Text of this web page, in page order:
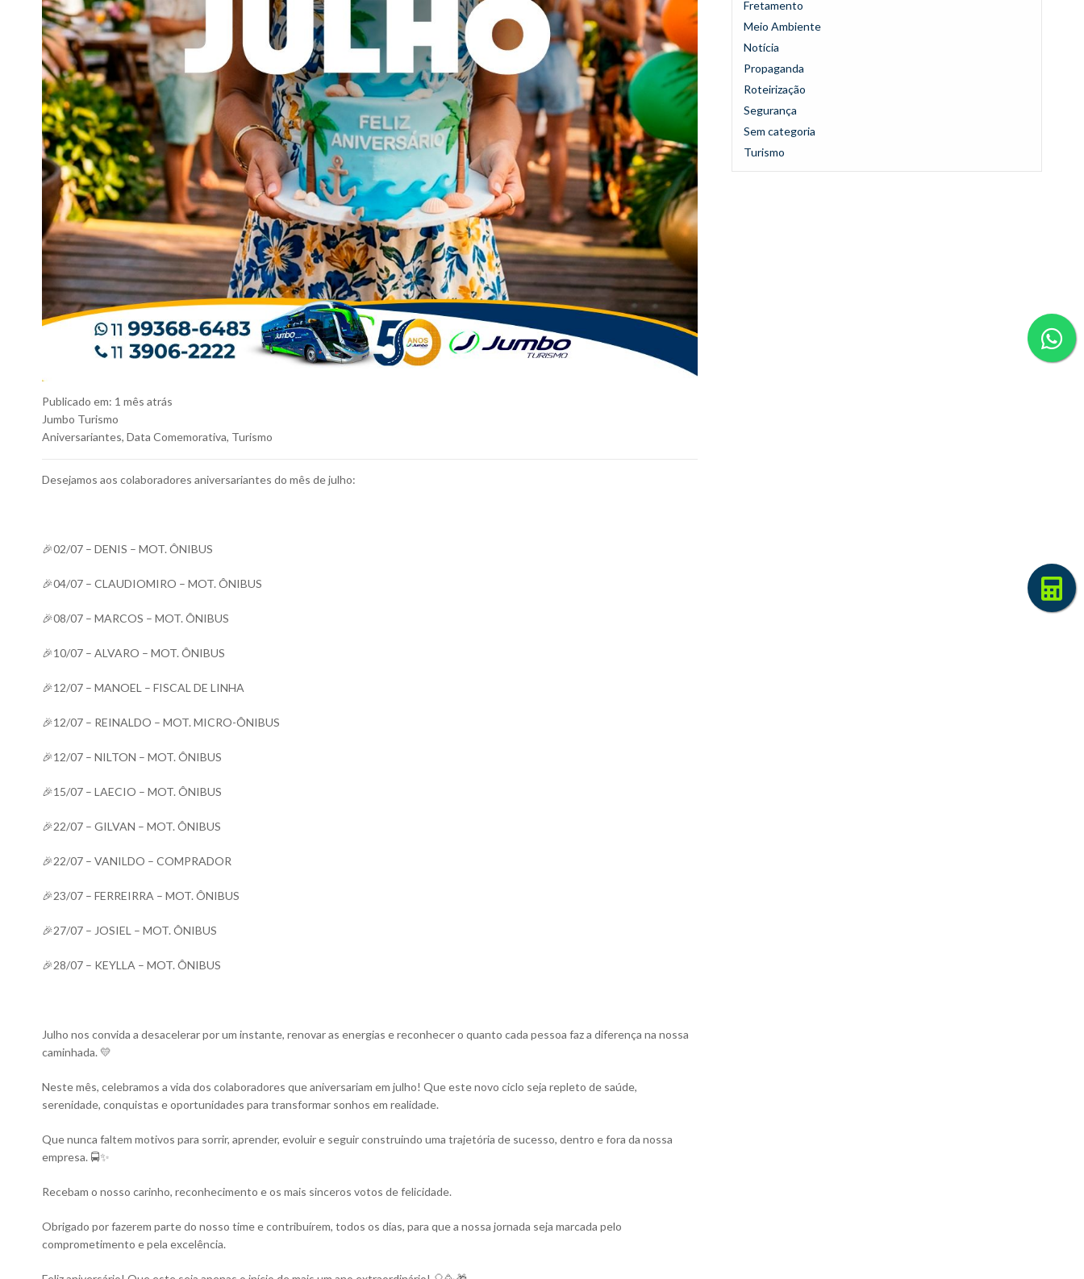
Publicado em: 1 mês atrás
Jumbo Turismo
Aniversariantes, Data Comemorativa, Turismo
Desejamos aos colaboradores aniversariantes do mês de julho:
🎉02/07 – DENIS – MOT. ÔNIBUS
🎉04/07 – CLAUDIOMIRO – MOT. ÔNIBUS
🎉08/07 – MARCOS – MOT. ÔNIBUS
🎉10/07 – ALVARO – MOT. ÔNIBUS
🎉12/07 – MANOEL – FISCAL DE LINHA
🎉12/07 – REINALDO – MOT. MICRO-ÔNIBUS
🎉12/07 – NILTON – MOT. ÔNIBUS
🎉15/07 – LAECIO – MOT. ÔNIBUS
🎉22/07 – GILVAN – MOT. ÔNIBUS
🎉22/07 – VANILDO – COMPRADOR
🎉23/07 – FERREIRRA – MOT. ÔNIBUS
🎉27/07 – JOSIEL – MOT. ÔNIBUS
🎉28/07 – KEYLLA – MOT. ÔNIBUS
Julho nos convida a desacelerar por um instante, renovar as energias e reconhecer o quanto cada pessoa faz a diferença na nossa
caminhada. 💛
Neste mês, celebramos a vida dos colaboradores que aniversariam em julho! Que este novo ciclo seja repleto de saúde,
serenidade, conquistas e oportunidades para transformar sonhos em realidade.
Que nunca faltem motivos para sorrir, aprender, evoluir e seguir construindo uma trajetória de sucesso, dentro e fora da nossa
empresa. 🚍✨
Recebam o nosso carinho, reconhecimento e os mais sinceros votos de felicidade.
Obrigado por fazerem parte do nosso time e contribuírem, todos os dias, para que a nossa jornada seja marcada pelo
comprometimento e pela excelência.
Fretamento
Meio Ambiente
Notícia
Propaganda
Roteirização
Segurança
Sem categoria
Turismo